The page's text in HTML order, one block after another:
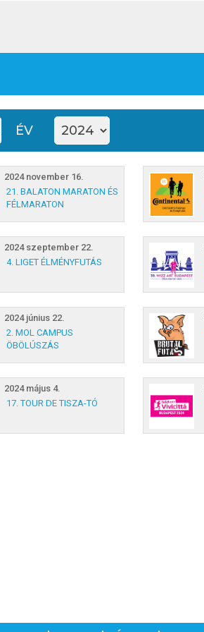
ÉV
2024 november 16.
21. BALATON MARATON ÉS
FÉLMARATON
2024 szeptember 22.
4. LIGET ÉLMÉNYFUTÁS
2024 június 22.
2. MOL CAMPUS
ÖBÖLÚSZÁS
2024 május 4.
17. TOUR DE TISZA-TÓ